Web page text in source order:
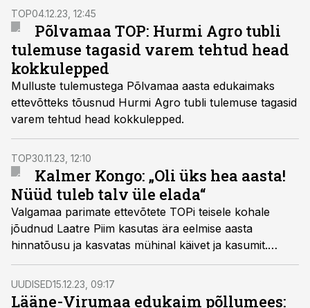
käekäigule, sest suur osa aurust kulub omavahelisele
kaklusele.
TOP04.12.23, 12:45
Põlvamaa TOP: Hurmi Agro tubli
tulemuse tagasid varem tehtud head
kokkulepped
Mulluste tulemustega Põlvamaa aasta edukaimaks
ettevõtteks tõusnud Hurmi Agro tubli tulemuse tagasid
varem tehtud head kokkulepped.
TOP30.11.23, 12:10
Kalmer Kongo: „Oli üks hea aasta!
Nüüd tuleb talv üle elada“
Valgamaa parimate ettevõtete TOPi teisele kohale
jõudnud Laatre Piim kasutas ära eelmise aasta
hinnatõusu ja kasvatas mühinal käivet ja kasumit.
2023. aasta on olnud aga keerulisem, tõdes ettevõtte
juht Kalmer Kongo.
UUDISED15.12.23, 09:17
Lääne-Virumaa edukaim põllumees: